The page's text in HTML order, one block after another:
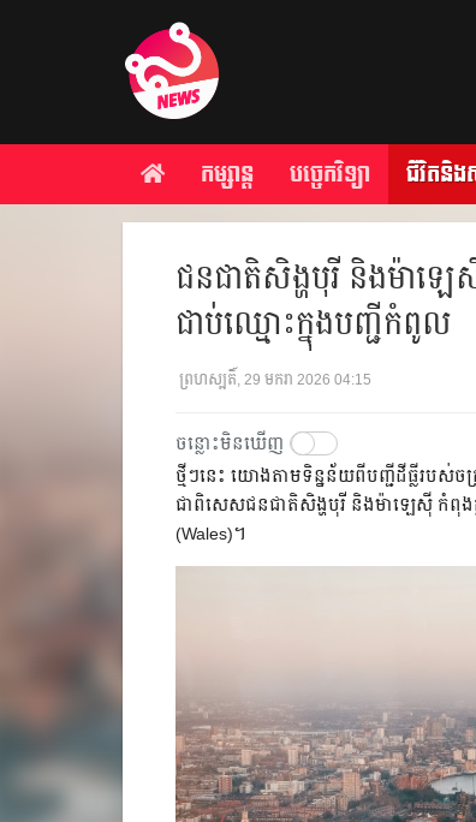
កម្សាន្ត បច្ចេកវិទ្យា ជីវិតនិង
ជនជាតិសិង្ហបុរី និងម៉ាឡេ
ជាប់ឈ្មោះក្នុងបញ្ជីកំពូល
ព្រហស្បតិ៍, 29 មករា 2026 04:15
ចន្លោះមិនឃើញ
ថ្មីៗនេះ យោងតាមទិន្នន័យពីបញ្ជីដីធ្លីរបស់
ជាពិសេសជនជាតិសិង្ហបុរី និងម៉ាឡេស៊ី កំពុងក្
(Wales)។